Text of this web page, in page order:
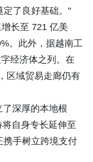
定了良好基础。"
长至 721 亿美
。此外，据越南工
经济体之列。在
区域贸易走廊仍有
深厚的本地根
自身专长延伸至
携手树立跨境支付